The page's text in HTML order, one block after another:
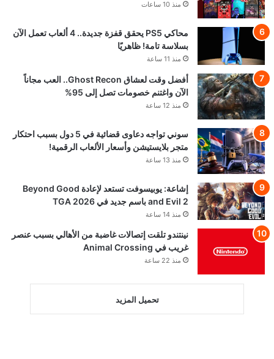
منذ 10 ساعات
محاكي PS5 يحقق قفزة جديدة.. 4 ألعاب تعمل الآن
بسلاسة تامة! ظاهريًا
منذ 11 ساعة
أفضل وقت لعشاق Ghost Recon.. العب مجاناً
الآن واغتنم خصومات تصل إلى 95%
منذ 12 ساعة
سوني تواجه دعاوى قضائية في 5 دول بسبب احتكار
متجر بلايستيشن وأسعار الألعاب الرقمية!
منذ 13 ساعة
إشاعة: يوبيسوفت تستعد لإعادة Beyond Good
and Evil 2 باسم جديد في TGA 2026
منذ 14 ساعة
نينتندو تلقت إتصالات غاضبة من الأهالي بسبب عنصر
غريب في Animal Crossing
منذ 22 ساعة
تحميل المزيد